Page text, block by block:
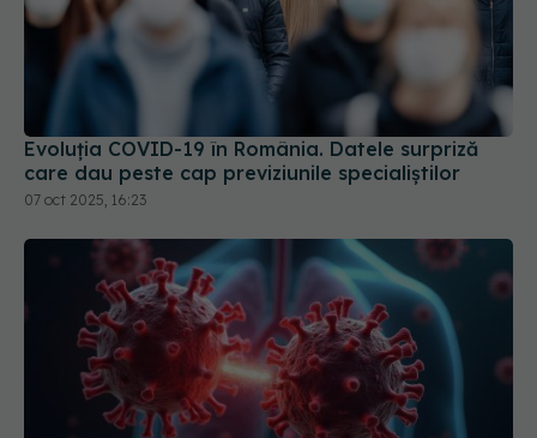
Evoluția COVID-19 în România. Datele surpriză
care dau peste cap previziunile specialiștilor
07 oct 2025, 16:23